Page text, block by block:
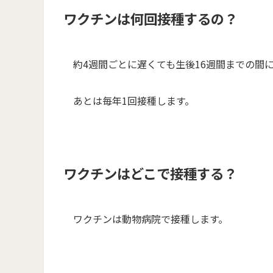
ワクチンは何回接種するの？
約4週間ごとに遅くても生後16週間までの間
あとは毎年1回接種します。
ワクチンはどこで接種する？
ワクチンは動物病院で接種します。